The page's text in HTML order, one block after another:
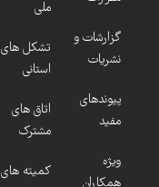
گزارشات و
نشریات
پیوندهای
مفید
ویژه
ملی
تشکل های
استانی
اتاق های
مشترک
کمیته های